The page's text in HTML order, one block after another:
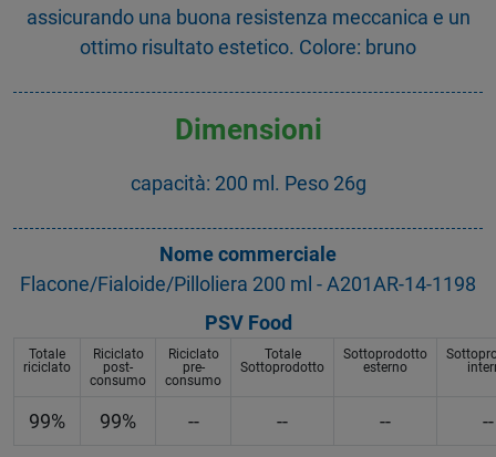
assicurando una buona resistenza meccanica e un
ottimo risultato estetico. Colore: bruno
Dimensioni
capacità: 200 ml. Peso 26g
Nome commerciale
Flacone/Fialoide/Pilloliera 200 ml - A201AR-14-1198
PSV Food
Totale
riciclato
Riciclato
post-
consumo
Riciclato
pre-
consumo
Totale
Sottoprodotto
Sottoprodotto
esterno
99% 99% -- -- -- --